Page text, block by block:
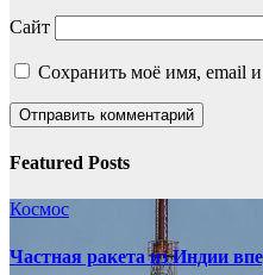
Сайт
Сохранить моё имя, email
Featured Posts
Космос
Частная ракета из Индии